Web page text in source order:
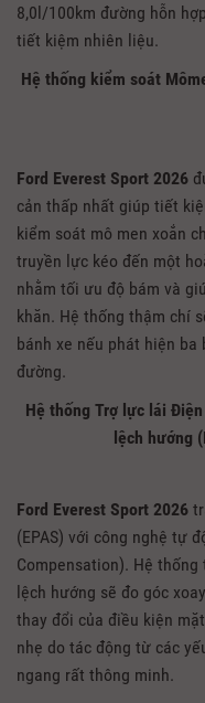
8,0l/100km đường hỗn
tiết kiệm nhiên liệu.
Hệ thống kiểm soát
Ford Everest Sport 2026
cản thấp nhất giúp tiết
kiểm soát mô men xoắn
truyền lực kéo đến một
nhằm tối ưu độ bám và
khăn. Hệ thống thậm chí
bánh xe nếu phát hiện
đường.
Hệ thống Trợ lực lái
lệch hướng
Ford Everest Sport 2026
(EPAS) với công nghệ tự
Compensation). Hệ
lệch hướng sẽ đo góc
thay đổi của điều kiện
nhẹ do tác động từ các
ngang rất thông minh.